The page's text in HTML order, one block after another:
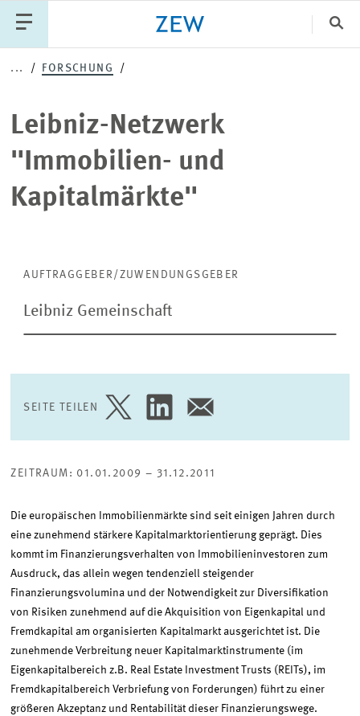
PUBLIKATIONEN PROJEKTE
Leibniz-
"Immobilien-
und
Kapitalmärkte"
... FORSCHUNG
Leibniz-Netzwerk
"Immobilien- und
Kapitalmärkte"
AUFTRAGGEBER/ZUWENDUNGSGEBER
Leibniz Gemeinschaft
SEITE TEILEN
SEITE
TWITTER
SEITE
LINKEDIN
SEITE
E-
TEILEN
ZEITRAUM: 01.01.2009 – 31.12.2011
Die europäischen Immobilienmärkte sind seit einigen Jahren durch
eine zunehmend stärkere Kapitalmarktorientierung geprägt. Dies
kommt im Finanzierungsverhalten von Immobilieninvestoren zum
Ausdruck, das allein wegen tendenziell steigender
Finanzierungsvolumina und der Notwendigkeit zur Diversifikation
von Risiken zunehmend auf die Akquisition von Eigenkapital und
Fremdkapital am organisierten Kapitalmarkt ausgerichtet ist. Die
zunehmende Verbreitung neuer Kapitalmarktinstrumente (im
Eigenkapitalbereich z.B. Real Estate Investment Trusts (REITs), im
Fremdkapitalbereich Verbriefung von Forderungen) führt zu einer
größeren Akzeptanz und Rentabilität dieser Finanzierungswege.